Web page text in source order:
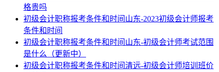
格贵吗
初级会计职称报考条件和时间山东-2023初级会计师报考
条件和时间
初级会计职称报考条件和时间山东-初级会计师考试范围
是什么（更新中）
初级会计职称报考条件和时间清远-初级会计师培训班价